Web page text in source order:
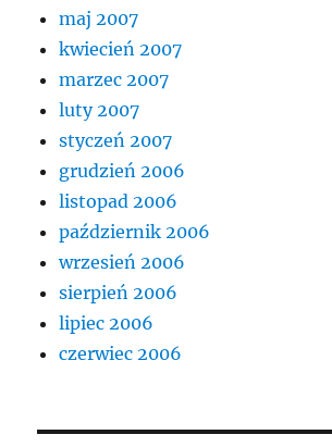
maj 2007
kwiecień 2007
marzec 2007
luty 2007
styczeń 2007
grudzień 2006
listopad 2006
październik 2006
wrzesień 2006
sierpień 2006
lipiec 2006
czerwiec 2006